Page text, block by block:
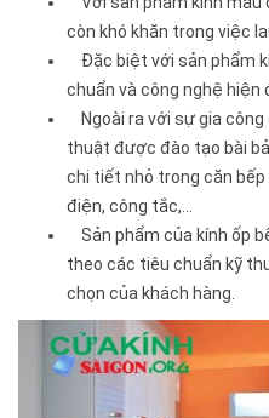
còn khó khăn trong việc
Đặc biệt với sản phẩm
chuẩn và công nghệ hiện
Ngoài ra với sự gia
thuật được đào tạo bài
chi tiết nhỏ trong căn bếp
điện, công tắc,...
Sản phẩm của kính ốp
theo các tiêu chuẩn kỹ
chọn của khách hàng.